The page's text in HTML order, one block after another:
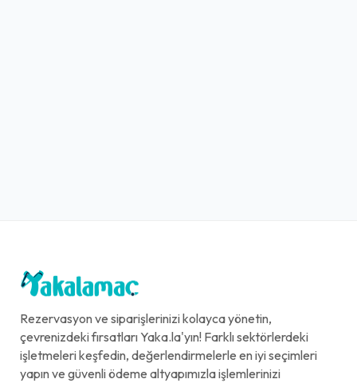
Rezervasyon ve siparişlerinizi kolayca yönetin,
çevrenizdeki fırsatları Yaka.la'yın! Farklı sektörlerdeki
işletmeleri keşfedin, değerlendirmelerle en iyi seçimleri
yapın ve güvenli ödeme altyapımızla işlemlerinizi